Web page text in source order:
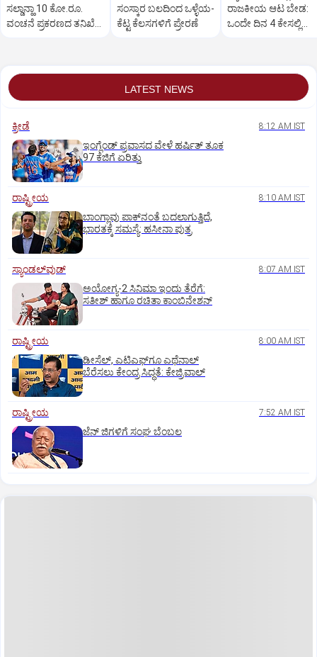
ಸಲ್ಡಾನ್ಹಾ 10 ಕೋ.ರೂ.
ವಂಚನೆ ಪ್ರಕರಣದ ತನಿಖೆ
ಸಂಸ್ಕಾರ ಬಲದಿಂದ ಒಳ್ಳೆಯ-
ಕೆಟ್ಟ ಕೆಲಸಗಳಿಗೆ ಪ್ರೇರಣೆ
ರಾಜಕೀಯ ಆಟ ಬೇಡ:
ಒಂದೇ ದಿನ 4 ಕೇಸಲ್ಲಿ
LATEST NEWS
ಕ್ರೀಡೆ 8:12 AM IST
ಇಂಗ್ಲೆಂಡ್‌ ಪ್ರವಾಸದ ವೇಳೆ ಹರ್ಷಿತ್‌ ತೂಕ
97 ಕೆಜಿಗೆ ಏರಿತ್ತು
ರಾಷ್ಟ್ರೀಯ 8:10 AM IST
ಬಾಂಗ್ಲಾವು ಪಾಕ್‌ನಂತೆ ಬದಲಾಗುತ್ತಿದೆ,
ಭಾರತಕ್ಕೆ ಸಮಸ್ಯೆ: ಹಸೀನಾ ಪುತ್ರ
ಸ್ಯಾಂಡಲ್‌ವುಡ್‌ 8:07 AM IST
ಅಯೋಗ್ಯ-2 ಸಿನಿಮಾ ಇಂದು ತೆರೆಗೆ:
ಸತೀಶ್‌ ಹಾಗೂ ರಚಿತಾ ಕಾಂಬಿನೇಶನ್‌
ರಾಷ್ಟ್ರೀಯ 8:00 AM IST
ಡೀಸೆಲ್‌, ಎಟಿಎಫ್‌ಗೂ ಎಥೆನಾಲ್‌
ಬೆರೆಸಲು ಕೇಂದ್ರ ಸಿದ್ಧತೆ: ಕೇಜ್ರಿವಾಲ್‌
ರಾಷ್ಟ್ರೀಯ 7:52 AM IST
ಜೆನ್‌ ಜಿಗಳಿಗೆ ಸಂಘ ಬೆಂಬಲ